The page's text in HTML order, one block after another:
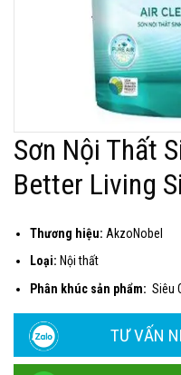
Sơn Nội Thất
Better Living
Thương hiệu: AkzoNobel
Loại: Nội thất
Phân khúc sản phẩm: Siêu
TƯ VẤN